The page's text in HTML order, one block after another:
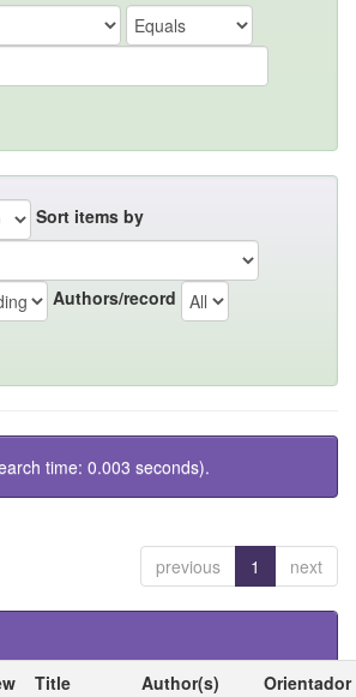
Sort items by
Authors/record
time: 0.003 seconds).
previous 1 next
Title Author(s) Orientador